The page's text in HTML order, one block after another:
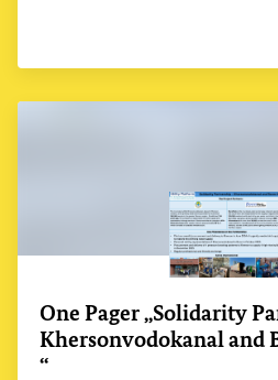
One Pager „Solidarity
Khersonvodokanaland
“